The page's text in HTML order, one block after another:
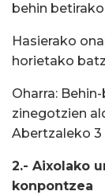
behin
Hasierako
horietako
Oharra:
zinegotzien
Abertzaleko
2.- Aixolako
konpontzea